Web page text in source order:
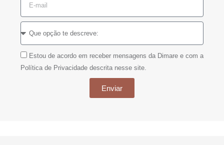
Estou de acordo em receber mensagens da Dimare e com a
Política de Privacidade descrita nesse site.
Enviar